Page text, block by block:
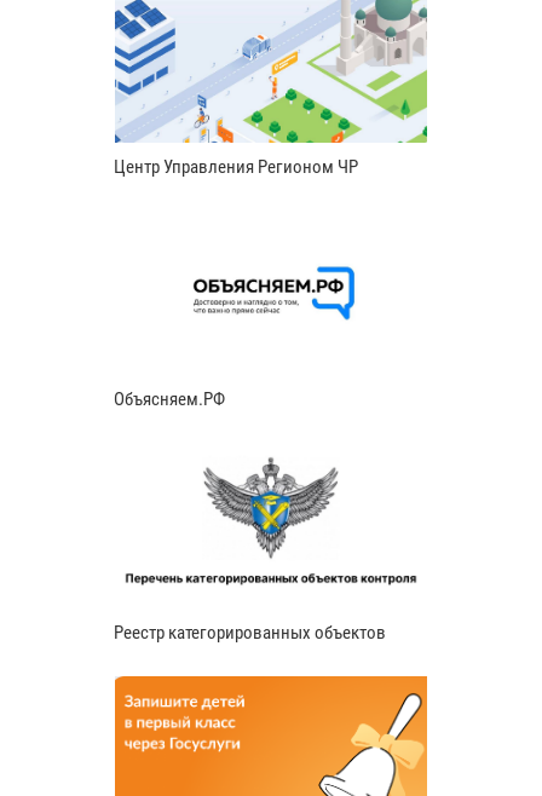
Центр Управления Регионом ЧР
Объясняем.РФ
Реестр категорированных объектов